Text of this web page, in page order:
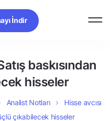
İndir
baskısından
hisseler
Analist Notları
Hisse avcısı
çıkabilecek hisseler